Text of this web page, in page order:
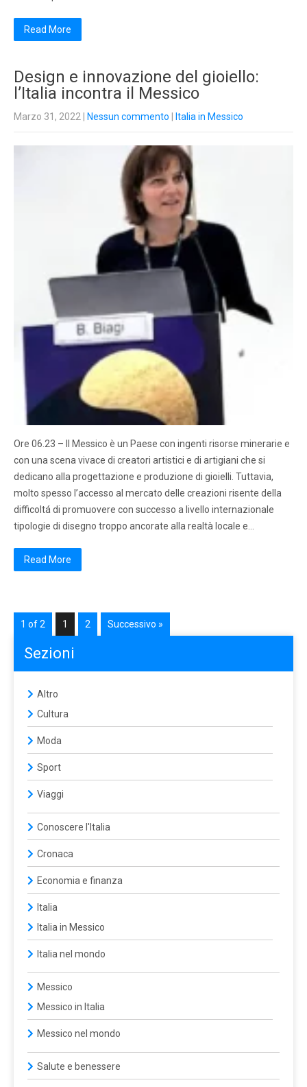
Read More
Design e innovazione del gioiello:
l’Italia incontra il Messico
Marzo 31, 2022 Nessun commento Italia in Messico
Ore 06.23 – Il Messico è un Paese con ingenti risorse minerarie e
con una scena vivace di creatori artistici e di artigiani che si
dedicano alla progettazione e produzione di gioielli. Tuttavia,
molto spesso l’accesso al mercato delle creazioni risente della
difficoltá di promuovere con successo a livello internazionale
tipologie di disegno troppo ancorate alla realtà locale e…
Read More
1 of 2 1 2 Successivo »
Sezioni
Altro
Cultura
Moda
Sport
Viaggi
Conoscere l'Italia
Cronaca
Economia e finanza
Italia
Italia in Messico
Italia nel mondo
Messico
Messico in Italia
Messico nel mondo
Salute e benessere